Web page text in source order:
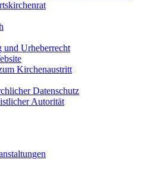
und Urheberrecht
Kirchenaustritt
Datenschutz
Autorität